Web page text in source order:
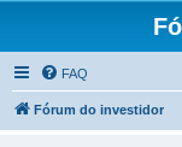
FAQ
Fórum do investidor